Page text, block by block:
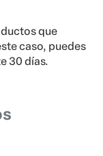
que
caso, puedes
30 días.